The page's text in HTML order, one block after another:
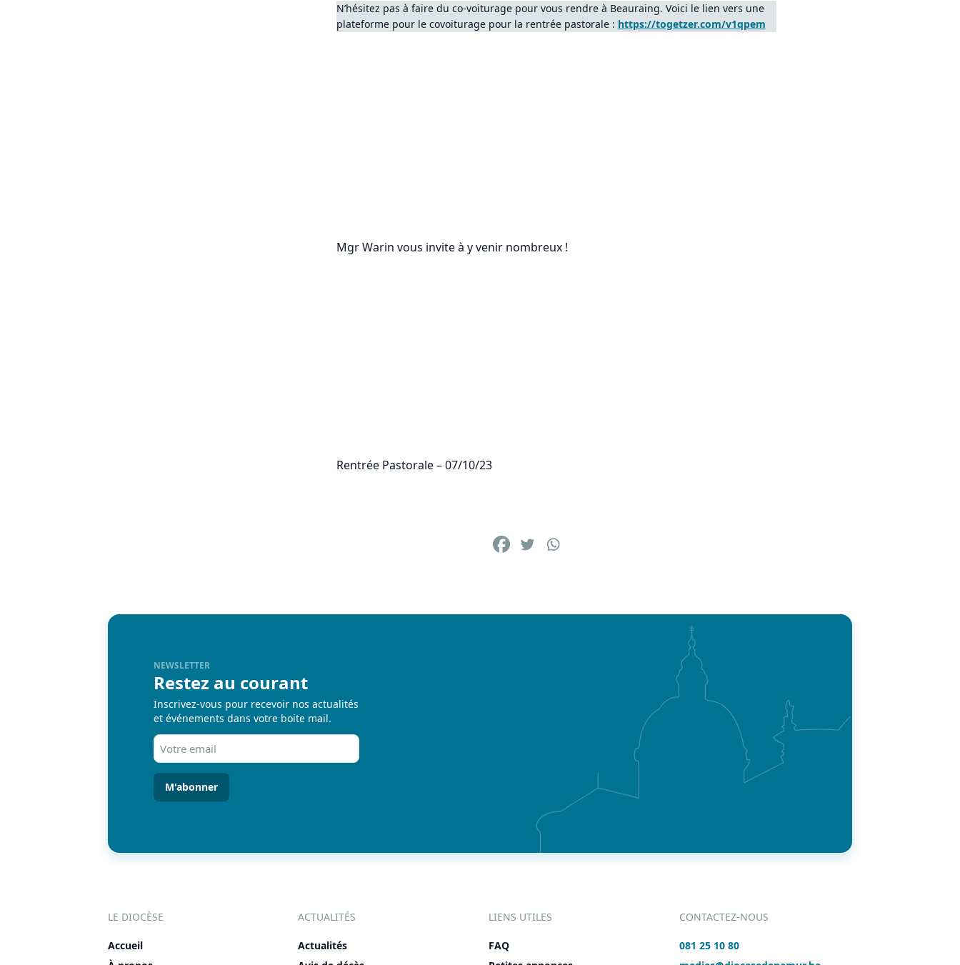
N’hésitez pas à faire du co-voiturage pour vous rendre à Beauraing. Voici le lien vers une
plateforme pour le covoiturage pour la rentrée pastorale : https://togetzer.com/v1qpem
Mgr Warin vous invite à y venir nombreux !
Rentrée Pastorale – 07/10/23
NEWSLETTER
Restez au courant
Inscrivez-vous pour recevoir nos actualités
et événements dans votre boite mail.
Votre
email
(Nécessaire)
LE DIOCÈSE
Accueil
ACTUALITÉS
Actualités
LIENS UTILES
FAQ
CONTACTEZ-NOUS
081 25 10 80